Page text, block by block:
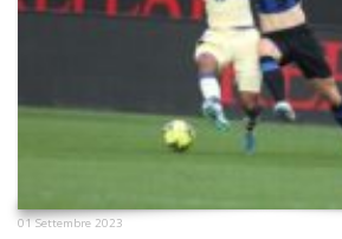
01 Settembre 2023